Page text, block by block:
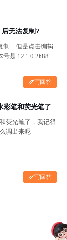
无法复制?
制，但是点击编辑
是 12.1.0.26884-
写回答
彩笔和荧光笔了
荧光笔了，我记得
调出来呢
写回答